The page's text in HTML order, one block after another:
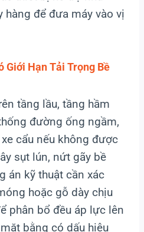
hàng để đưa máy vào vị
Giới Hạn Tải Trọng Bề
tầng lầu, tầng hầm
đường ống ngầm,
cẩu nếu không được
sụt lún, nứt gãy bề
án kỹ thuật cần xác
hoặc gỗ dày chịu
phân bổ đều áp lực lên
bằng có dấu hiệu